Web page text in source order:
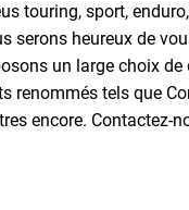
touring, sport,
serons heureux de
un large choix
renommés tels que
encore. Contactez-